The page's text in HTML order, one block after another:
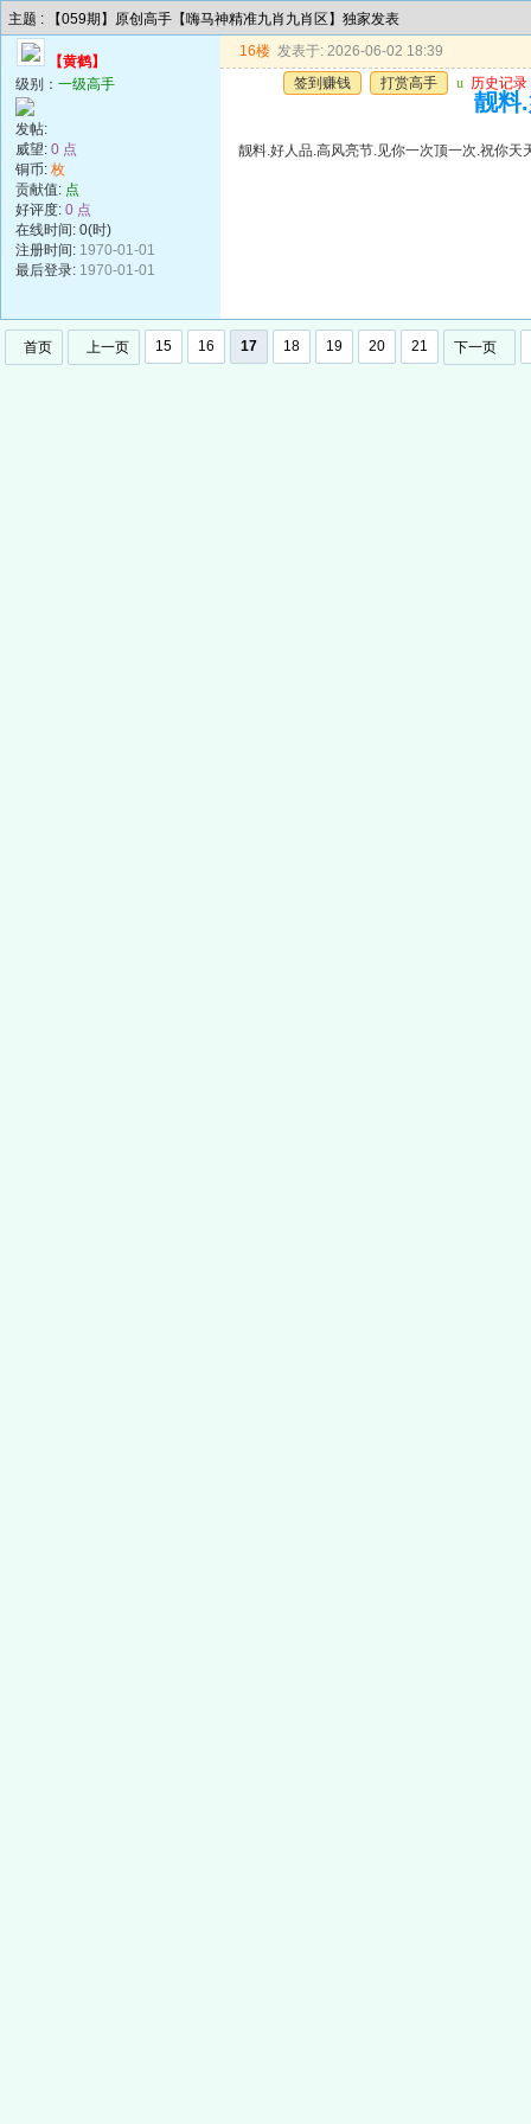
主题 : 【059期】原创高手【嗨马神精准九肖九肖区】独家发表
【黄鹤】
级别： 一级高手
发帖:
威望: 0 点
铜币: 枚
贡献值: 点
好评度: 0 点
在线时间: 0(时)
注册时间: 1970-01-01
最后登录: 1970-01-01
16楼 发表于: 2026-06-02 18:39
签到赚钱
打赏高手 u 历史记录
靓料
靓料.好人品.高风亮节.见你一次顶一次.祝你天
首页 上一页 15 16 17 18 19 20 21 下一页